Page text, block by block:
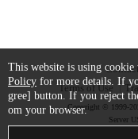
Terms of Use
Copyright © 1999-
Server
This website is using cookie
Policy for more details. If
gree] button. If you reject
om your browser.